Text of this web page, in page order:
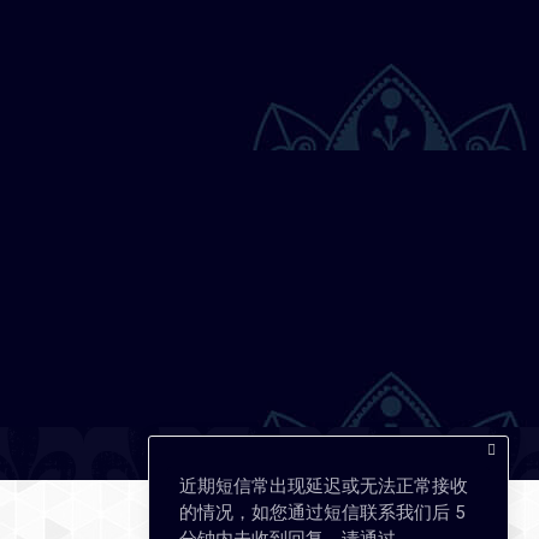
近期短信常出现延迟或无法正常接收
的情况，如您通过短信联系我们后 5